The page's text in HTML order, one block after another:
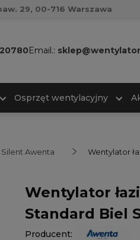
29, 00-716 Warszawa
Email.:
Osprzęt wentylacyjny
Awenta Wentylator
Wentylator
Standard Biel
Producent: